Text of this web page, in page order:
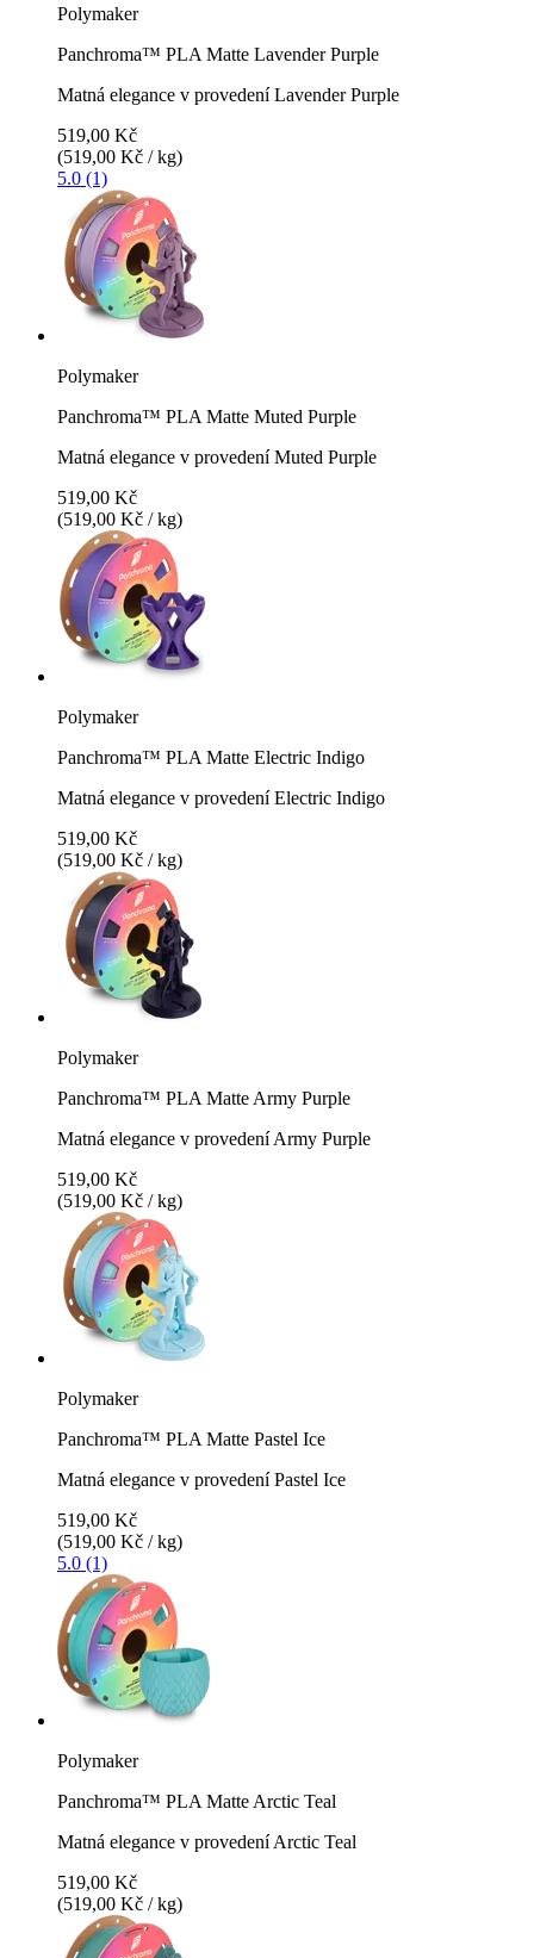
Polymaker
Panchroma™ PLA Matte Lavender Purple
Matná elegance v provedení Lavender Purple
519,00 Kč
(519,00 Kč / kg)
5.0 (1)
Polymaker
Panchroma™ PLA Matte Muted Purple
Matná elegance v provedení Muted Purple
519,00 Kč
(519,00 Kč / kg)
Polymaker
Panchroma™ PLA Matte Electric Indigo
Matná elegance v provedení Electric Indigo
519,00 Kč
(519,00 Kč / kg)
Polymaker
Panchroma™ PLA Matte Army Purple
Matná elegance v provedení Army Purple
519,00 Kč
(519,00 Kč / kg)
Polymaker
Panchroma™ PLA Matte Pastel Ice
Matná elegance v provedení Pastel Ice
519,00 Kč
(519,00 Kč / kg)
5.0 (1)
Polymaker
Panchroma™ PLA Matte Arctic Teal
Matná elegance v provedení Arctic Teal
519,00 Kč
(519,00 Kč / kg)